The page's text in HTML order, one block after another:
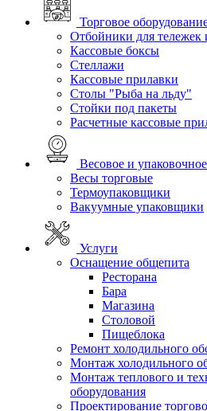
Торговое
Отбойники для тележек
Кассовые боксы
Стеллажи
Кассовые прилавки
Столы "Рыба на льду"
Стойки под пакеты
Расчетные кассовые
Весовое и упаковочное
Весы торговые
Термоупаковщики
Вакуумные упаковщики
Услуги
Оснащение общепита
Ресторана
Бара
Магазина
Столовой
Пищеблока
Ремонт холодильного
Монтаж холодильного
Монтаж теплового и
оборудования
Проектирование